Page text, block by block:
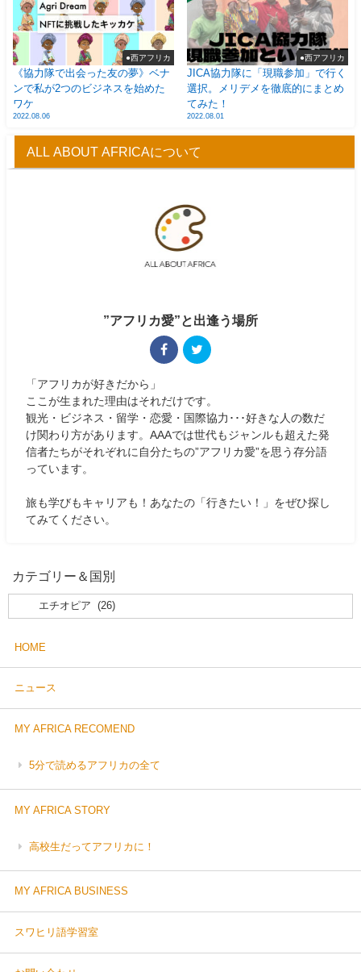
●西アフリカ
《協力隊で出会った友の夢》ベナ
ンで私が2つのビジネスを始めた
ワケ
2022.08.06
●西アフリカ
JICA協力隊に「現職参加」で行く
選択。メリデメを徹底的にまとめ
てみた！
2022.08.01
ALL ABOUT AFRICAについて
”アフリカ愛”と出逢う場所
「アフリカが好きだから」
ここが生まれた理由はそれだけです。
観光・ビジネス・留学・恋愛・国際協力･･･好きな人の数だ
け関わり方があります。AAAでは世代もジャンルも超えた発
信者たちがそれぞれに自分たちの”アフリカ愛”を思う存分語
っています。
旅も学びもキャリアも！あなたの「行きたい！」をぜひ探し
てみてください。
カテゴリー＆国別
HOME
ニュース
MY AFRICA RECOMEND
5分で読めるアフリカの全て
MY AFRICA STORY
高校生だってアフリカに！
MY AFRICA BUSINESS
スワヒリ語学習室